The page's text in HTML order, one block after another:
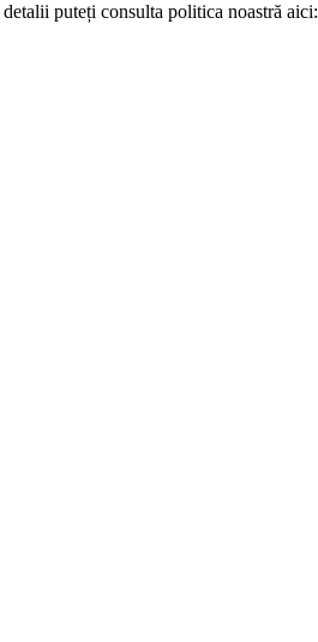
puteți consulta politica noastră aici: